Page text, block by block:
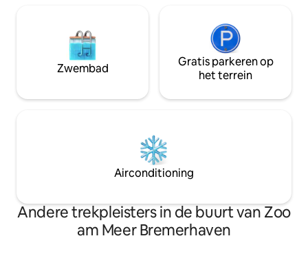
Zwembad
Gratis parkeren op
het terrein
Airconditioning
Andere trekpleisters in de buurt van Zoo
am Meer Bremerhaven